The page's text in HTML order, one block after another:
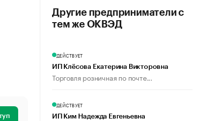
Другие предприниматели с
тем же ОКВЭД
ДЕЙСТВУЕТ
ИП Клёсова Екатерина Викторовна
Торговля розничная по почте...
ДЕЙСТВУЕТ
ИП Ким Надежда Евгеньевна